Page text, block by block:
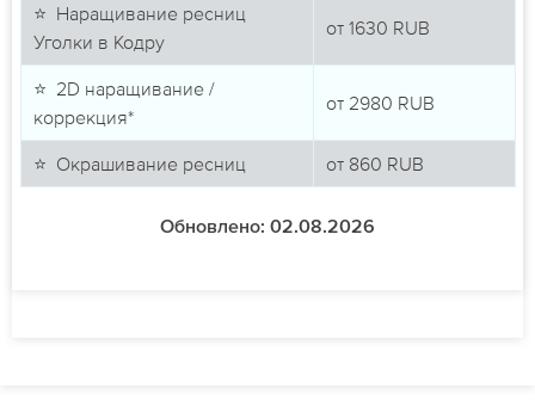
⭐ Наращивание ресниц
Уголки в Кодру
от 1630 RUB
⭐ 2D наращивание /
коррекция*
от 2980 RUB
⭐ Окрашивание ресниц от 860 RUB
Обновлено: 02.08.2026